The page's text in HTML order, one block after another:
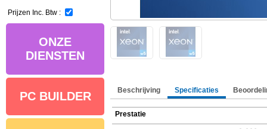
Prijzen Inc. Btw :
ONZE
DIENSTEN
PC BUILDER Beschrijving Specificaties
Prestatie